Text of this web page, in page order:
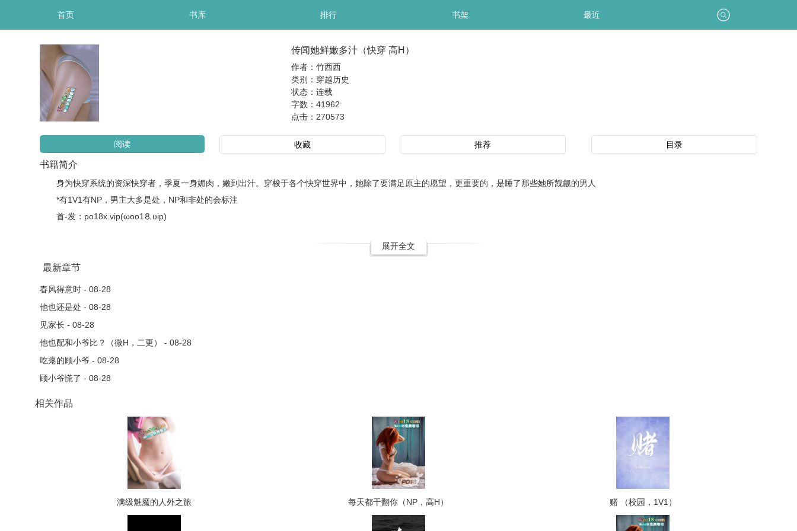
首页 书库 排行 书架 最近
传闻她鲜嫩多汁（快穿 高H）
作者：竹西西
类别：穿越历史
状态：连载
字数：41962
点击： 270573
阅读 收藏 推荐 目录
书籍简介
身为快穿系统的资深快穿者，季夏一身媚肉，嫩到出汁。穿梭于各个快穿世界中，她除了要满足原主的愿望，更重要的，是睡了那些她所觊觎的男人
*有1V1有NP，男主大多是处，NP和非处的会标注
首-发：po18x.vip(ωoо1⒏υip)
展开全文
最新章节
春风得意时 - 08-28
他也还是处 - 08-28
见家长 - 08-28
他也配和小爷比？（微H，二更） - 08-28
吃瘪的顾小爷 - 08-28
顾小爷慌了 - 08-28
相关作品
满级魅魔的人外之旅 每天都干翻你（NP，高H） 赌 （校园，1V1）